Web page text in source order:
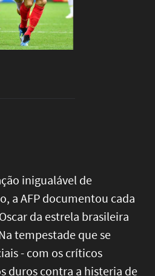
inigualável de
a AFP documentou cada
da estrela brasileira
tempestade que se
- com os críticos
duros contra a histeria de